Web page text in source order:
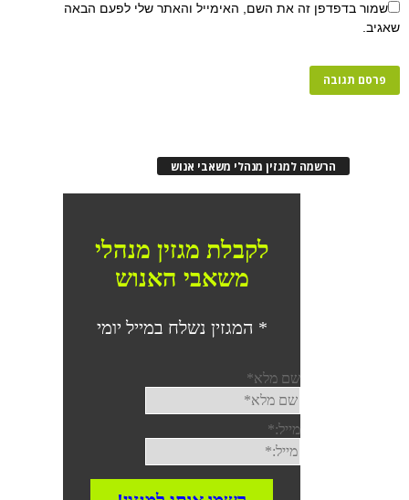
שמור בדפדפן זה את השם, האימייל והאתר שלי לפעם הבאה
שאגיב.
הרשמה למגזין מנהלי משאבי אנוש